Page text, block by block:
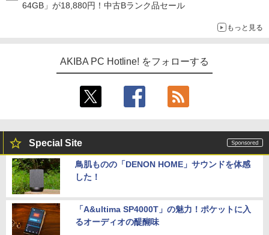
64GB」が18,880円！中古Bランク品セール
もっと見る
AKIBA PC Hotline! をフォローする
Special Site
鳥肌ものの「DENON HOME」サウンドを体感
した！
「A&ultima SP4000T」の魅力！ポケットに入
るオーディオの醍醐味